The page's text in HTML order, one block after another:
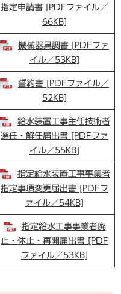
指定申請書 [PDFファイル／
66KB]
機械器具調書 [PDFファ
イル／53KB]
誓約書 [PDFファイル／
52KB]
給水装置工事主任技術者
選任・解任届出書 [PDFファ
イル／55KB]
指定給水装置工事事業者
指定事項変更届出書 [PDFフ
ァイル／54KB]
指定給水工事事業者廃
止・休止・再開届出書 [PDF
ファイル／53KB]